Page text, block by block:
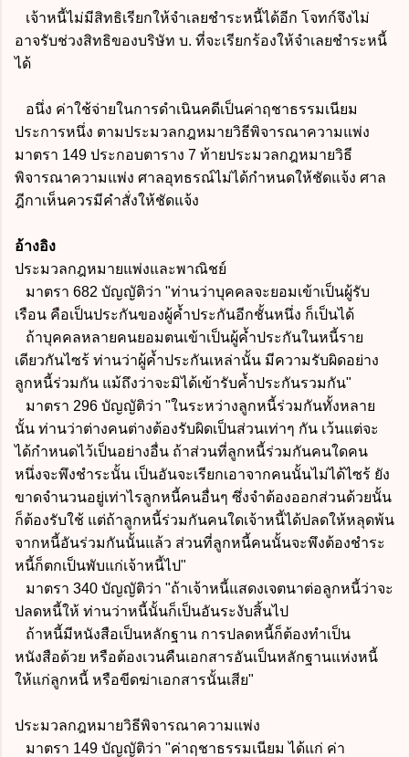
เจ้าหนี้ไม่มีสิทธิเรียกให้จำเลยชำระหนี้ได้อีก โจทก์จึงไม่
อาจรับช่วงสิทธิของบริษัท บ. ที่จะเรียกร้องให้จำเลยชำระหนี้
ได้
อนึ่ง ค่าใช้จ่ายในการดำเนินคดีเป็นค่าฤชาธรรมเนียม
ประการหนึ่ง ตามประมวลกฎหมายวิธีพิจารณาความแพ่ง
มาตรา 149 ประกอบตาราง 7 ท้ายประมวลกฎหมายวิธี
พิจารณาความแพ่ง ศาลอุทธรณ์ไม่ได้กำหนดให้ชัดแจ้ง ศาล
ฎีกาเห็นควรมีคำสั่งให้ชัดแจ้ง
อ้างอิง
ประมวลกฎหมายแพ่งและพาณิชย์
มาตรา 682 บัญญัติว่า "ท่านว่าบุคคลจะยอมเข้าเป็นผู้รับ
เรือน คือเป็นประกันของผู้ค้ำประกันอีกชั้นหนึ่ง ก็เป็นได้
ถ้าบุคคลหลายคนยอมตนเข้าเป็นผู้ค้ำประกันในหนี้ราย
เดียวกันไซร้ ท่านว่าผู้ค้ำประกันเหล่านั้น มีความรับผิดอย่าง
ลูกหนี้ร่วมกัน แม้ถึงว่าจะมิได้เข้ารับค้ำประกันรวมกัน"
มาตรา 296 บัญญัติว่า "ในระหว่างลูกหนี้ร่วมกันทั้งหลาย
นั้น ท่านว่าต่างคนต่างต้องรับผิดเป็นส่วนเท่าๆ กัน เว้นแต่จะ
ได้กำหนดไว้เป็นอย่างอื่น ถ้าส่วนที่ลูกหนี้ร่วมกันคนใดคน
หนึ่งจะพึงชำระนั้น เป็นอันจะเรียกเอาจากคนนั้นไม่ได้ไซร้ ยัง
ขาดจำนวนอยู่เท่าไรลูกหนี้คนอื่นๆ ซึ่งจำต้องออกส่วนด้วยนั้น
ก็ต้องรับใช้ แต่ถ้าลูกหนี้ร่วมกันคนใดเจ้าหนี้ได้ปลดให้หลุดพ้น
จากหนี้อันร่วมกันนั้นแล้ว ส่วนที่ลูกหนี้คนนั้นจะพึงต้องชำระ
หนี้ก็ตกเป็นพับแก่เจ้าหนี้ไป"
มาตรา 340 บัญญัติว่า "ถ้าเจ้าหนี้แสดงเจตนาต่อลูกหนี้ว่าจะ
ปลดหนี้ให้ ท่านว่าหนี้นั้นก็เป็นอันระงับสิ้นไป
ถ้าหนี้มีหนังสือเป็นหลักฐาน การปลดหนี้ก็ต้องทำเป็น
หนังสือด้วย หรือต้องเวนคืนเอกสารอันเป็นหลักฐานแห่งหนี้
ให้แก่ลูกหนี้ หรือขีดฆ่าเอกสารนั้นเสีย"
ประมวลกฎหมายวิธีพิจารณาความแพ่ง
มาตรา 149 บัญญัติว่า "ค่าฤชาธรรมเนียม ได้แก่ ค่า